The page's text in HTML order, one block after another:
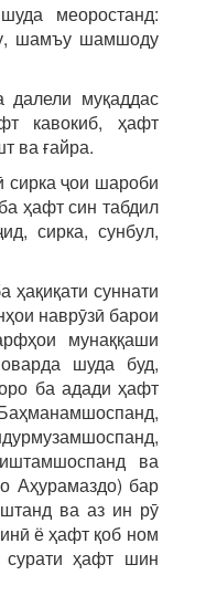
меоростанд:
шамъу шамшоду
муқаддас
кавокиб, ҳафт
ва ғайра.
сирка ҷои шароби
ҳафт син табдил
сирка, сунбул,
ҳақиқати суннати
наврӯзӣ барои
мунаққаши
шуда буд,
ба адади ҳафт
ва
Аҳурамаздо) бар
ва аз ин рӯ
ё ҳафт қоб ном
ҳафт шин